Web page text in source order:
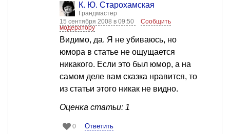
К. Ю. Старохамская
Грандмастер
15 сентября 2008 в 09:50
Сообщить
модератору
Видимо, да. Я не убиваюсь, но
юмора в статье не ощущается
никакого. Если это был юмор, а на
самом деле вам сказка нравится, то
из статьи этого никак не видно.
Оценка статьи: 1
0 Ответить